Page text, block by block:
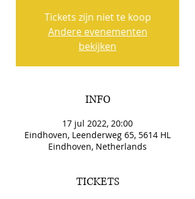
Tickets zijn niet te koop
Andere evenementen
bekijken
INFO
17 jul 2022, 20:00
Eindhoven, Leenderweg 65, 5614 HL
Eindhoven, Netherlands
TICKETS